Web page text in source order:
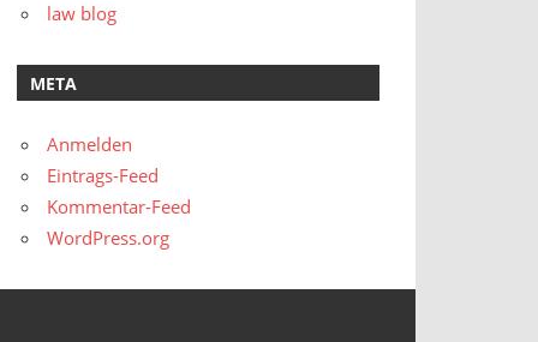
law blog
META
Anmelden
Eintrags-Feed
Kommentar-Feed
WordPress.org